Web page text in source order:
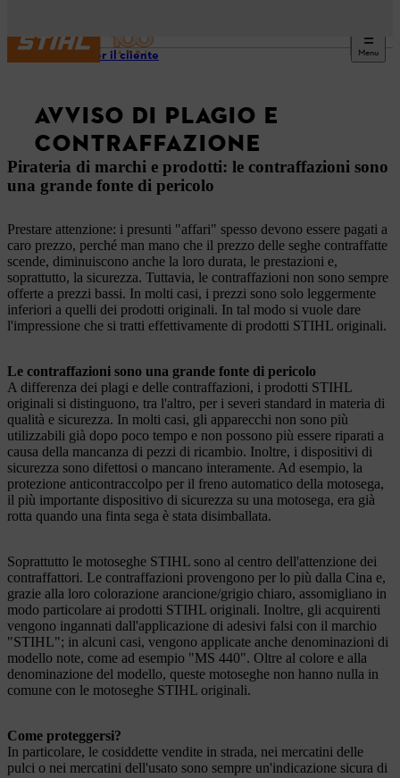
Menu
Note per il cliente
AVVISO DI PLAGIO E
CONTRAFFAZIONE
Pirateria di marchi e prodotti: le contraffazioni sono
una grande fonte di pericolo
Prestare attenzione: i presunti "affari" spesso devono essere pagati a
caro prezzo, perché man mano che il prezzo delle seghe contraffatte
scende, diminuiscono anche la loro durata, le prestazioni e,
soprattutto, la sicurezza. Tuttavia, le contraffazioni non sono sempre
offerte a prezzi bassi. In molti casi, i prezzi sono solo leggermente
inferiori a quelli dei prodotti originali. In tal modo si vuole dare
l'impressione che si tratti effettivamente di prodotti STIHL originali.
Le contraffazioni sono una grande fonte di pericolo
A differenza dei plagi e delle contraffazioni, i prodotti STIHL
originali si distinguono, tra l'altro, per i severi standard in materia di
qualità e sicurezza. In molti casi, gli apparecchi non sono più
utilizzabili già dopo poco tempo e non possono più essere riparati a
causa della mancanza di pezzi di ricambio. Inoltre, i dispositivi di
sicurezza sono difettosi o mancano interamente. Ad esempio, la
protezione anticontraccolpo per il freno automatico della motosega,
il più importante dispositivo di sicurezza su una motosega, era già
rotta quando una finta sega è stata disimballata.
Soprattutto le motoseghe STIHL sono al centro dell'attenzione dei
contraffattori. Le contraffazioni provengono per lo più dalla Cina e,
grazie alla loro colorazione arancione/grigio chiaro, assomigliano in
modo particolare ai prodotti STIHL originali. Inoltre, gli acquirenti
vengono ingannati dall'applicazione di adesivi falsi con il marchio
"STIHL"; in alcuni casi, vengono applicate anche denominazioni di
modello note, come ad esempio "MS 440". Oltre al colore e alla
denominazione del modello, queste motoseghe non hanno nulla in
comune con le motoseghe STIHL originali.
Come proteggersi?
In particolare, le cosiddette vendite in strada, nei mercatini delle
pulci o nei mercatini dell'usato sono sempre un'indicazione sicura di